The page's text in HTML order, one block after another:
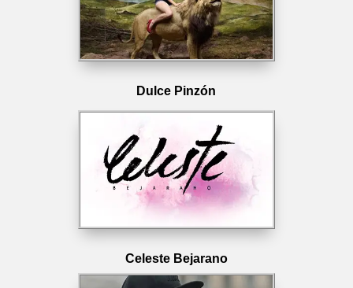
Dulce Pinzón
Celeste Bejarano